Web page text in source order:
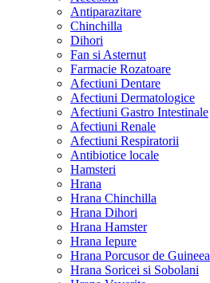
Antiparazitare
Chinchilla
Dihori
Fan si Asternut
Farmacie Rozatoare
Afectiuni Dentare
Afectiuni Dermatologice
Afectiuni Gastro Intestinale
Afectiuni Renale
Afectiuni Respiratorii
Antibiotice locale
Hamsteri
Hrana
Hrana Chinchilla
Hrana Dihori
Hrana Hamster
Hrana Iepure
Hrana Porcusor de Guineea
Hrana Soricei si Sobolani